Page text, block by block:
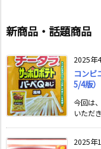
新商品・話題商品
2025年
コンビ
5/4版）
今回は
いただ
2025年